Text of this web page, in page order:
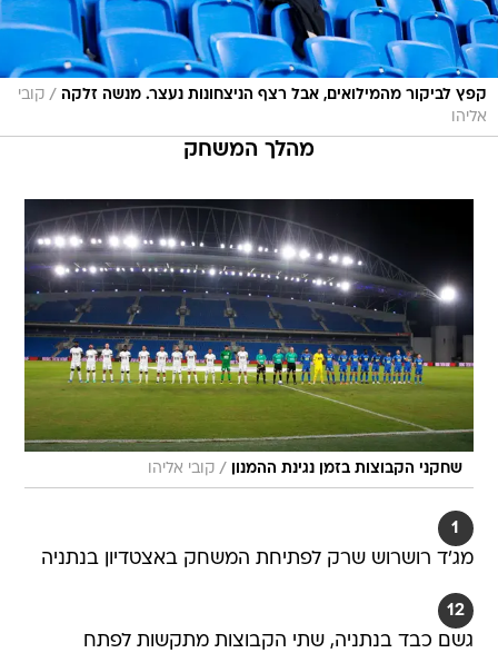
קפץ לביקור מהמילואים, אבל רצף הניצחונות נעצר. מנשה זלקה / קובי
אליהו
מהלך המשחק
שחקני הקבוצות בזמן נגינת ההמנון / קובי אליהו
1
מג'ד רושרוש שרק לפתיחת המשחק באצטדיון בנתניה
12
גשם כבד בנתניה, שתי הקבוצות מתקשות לפתח